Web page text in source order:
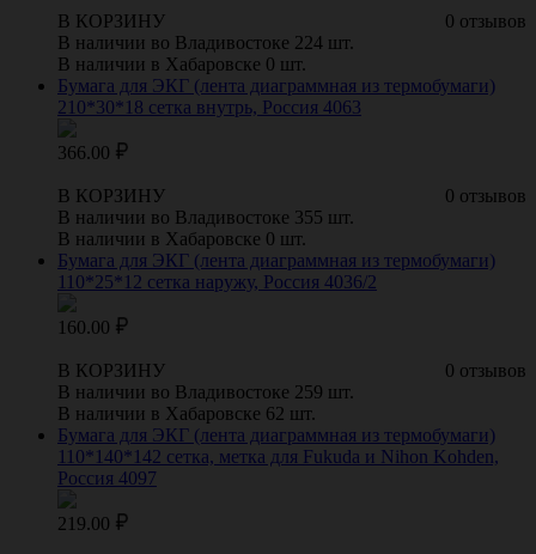
0 отзывов
В КОРЗИНУ
В наличии во Владивостоке 224 шт.
В наличии в Хабаровске 0 шт.
Бумага для ЭКГ (лента диаграммная из термобумаги)
210*30*18 сетка внутрь, Россия 4063
366.00
0 отзывов
В КОРЗИНУ
В наличии во Владивостоке 355 шт.
В наличии в Хабаровске 0 шт.
Бумага для ЭКГ (лента диаграммная из термобумаги)
110*25*12 сетка наружу, Россия 4036/2
160.00
0 отзывов
В КОРЗИНУ
В наличии во Владивостоке 259 шт.
В наличии в Хабаровске 62 шт.
Бумага для ЭКГ (лента диаграммная из термобумаги)
110*140*142 сетка, метка для Fukuda и Nihon Kohden,
Россия 4097
219.00